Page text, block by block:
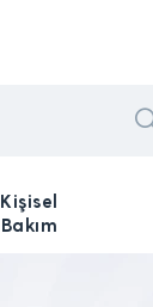
Kişisel
Bakım